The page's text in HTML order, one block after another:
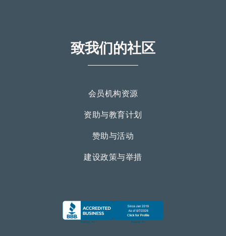
致我们的社区
会员机构资源
资助与教育计划
赞助与活动
建设政策与举措